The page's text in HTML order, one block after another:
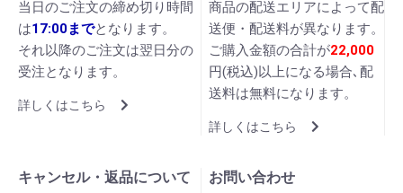
当日のご注文の締め切り時間
は17:00までとなります。
それ以降のご注文は翌日分の
受注となります。
詳しくはこちら
商品の配送エリアによって配
送便・配送料が異なります。
ご購入金額の合計が22,000
円(税込)以上になる場合､配
送料は無料になります。
詳しくはこちら
キャンセル・返品について お問い合わせ